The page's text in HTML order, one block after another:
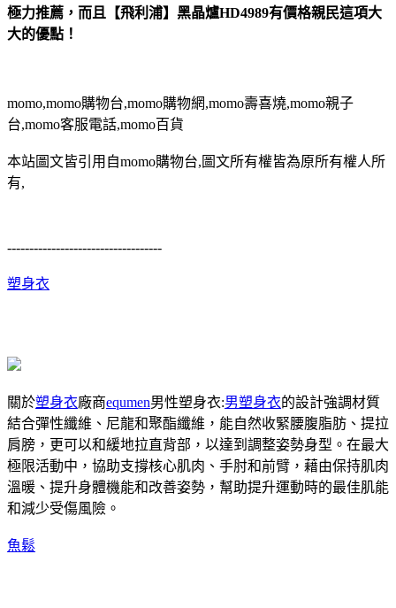
極力推薦，而且【飛利浦】黑晶爐HD4989有價格親民這項大
大的優點！
momo,momo購物台,momo購物網,momo壽喜燒,momo親子
台,momo客服電話,momo百貨
本站圖文皆引用自momo購物台,圖文所有權皆為原所有權人所
有,
-----------------------------------
塑身衣
關於塑身衣廠商equmen男性塑身衣:男塑身衣的設計強調材質
結合彈性纖維、尼龍和聚酯纖維，能自然收緊腰腹脂肪、提拉
肩膀，更可以和緩地拉直背部，以達到調整姿勢身型。在最大
極限活動中，協助支撐核心肌肉、手肘和前臂，藉由保持肌肉
溫暖、提升身體機能和改善姿勢，幫助提升運動時的最佳肌能
和減少受傷風險。
魚鬆